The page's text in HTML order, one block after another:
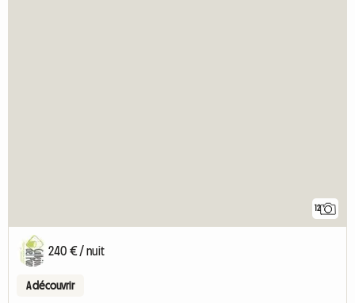
12
240 € / nuit
A découvrir